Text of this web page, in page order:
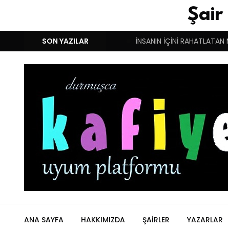
Şair
SON YAZILAR
DUYGULARIN BASARINDIR! İNSANIN İÇİNİ RAHATLATAN
ANA SAYFA HAKKIMIZDA ŞAIRLER YAZARLAR